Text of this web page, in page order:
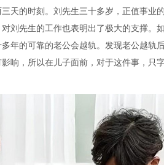
天的时刻。刘先生三十多岁，正值事业
刘先生的工作也表明出了极大的支撑。
年的可靠的老公会越轨。发现老公越
响，所以在儿子面前，对于这件事，只